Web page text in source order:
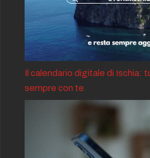
Il calendario digitale di Ischia:
sempre con te